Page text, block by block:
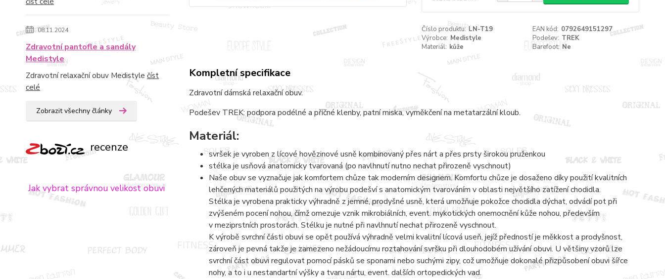
08.11.2024
Zdravotní pantofle a sandály
Medistyle
Zdravotní relaxační obuv Medistyle číst
celé
Zobrazit všechny články
recenze
Jak vybrat správnou velikost obuvi
Číslo produktu: LN-T19 EAN kód: 0792649151297
Výrobce: Medistyle Podešev: TREK
Materiál: kůže Barefoot: Ne
Kompletní specifikace
Zdravotní dámská relaxační obuv.
Podešev TREK: podpora podélné a příčné klenby, patní miska, vyměkčení na metatarzální kloub.
Materiál:
svršek je vyroben z lícové hovězinové usně kombinovaný přes nárt a přes prsty širokou pruženkou
stélka je usňová anatomicky tvarovaná (po navlhnutí nutno nechat přirozeně vyschnout)
Naše obuv se vyznačuje jak komfortem chůze tak moderním designem. Komfortu chůze je dosaženo díky použití kvalitních
lehčených materiálů použitých na výrobu podešví s anatomickým tvarováním v oblasti největšího zatížení chodidla.
Stélka je vyrobena prakticky výhradně z jemné, prodyšné usně, která umožňuje pokožce chodidla dýchat, odvádí pot při
zvýšeném pocení nohou, čímž omezuje vznik mikrobiálních, event. mykotických onemocnění kůže nohou, především
v meziprstních prostorách. Stélku je nutné při navlhnutí nechat přirozeně vyschnout.
K výrobě svrchní části obuvi se opět používá výhradně velmi kvalitní lícová useň, jejíž předností je měkkost a prodyšnost,
zároveň je pevná takže je zamezeno nežádoucímu roztahování svršku při dlouhodobém užívání obuvi. U většiny vzorů lze
svrchní část obuvi regulovat pomocí pásků se sponami nebo suchými zipy, což umožňuje dokonalé přizpůsobení obuvi šířce
nohy, a to i u nestandartní výšky a tvaru nártu, event. dalších ortopedických vad.